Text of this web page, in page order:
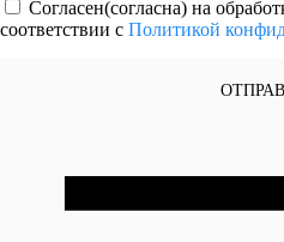
Согласен(согласна) на
соответствии с Политикой